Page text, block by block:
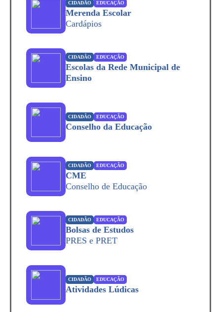
CIDADÃO EDUCAÇÃO
Merenda Escolar
Cardápios
CIDADÃO EDUCAÇÃO
Escolas da Rede Municipal de
Ensino
CIDADÃO EDUCAÇÃO
Conselho da Educação
CIDADÃO EDUCAÇÃO
CME
Conselho de Educação
CIDADÃO EDUCAÇÃO
Bolsas de Estudos
PRES e PRET
CIDADÃO EDUCAÇÃO
Atividades Lúdicas